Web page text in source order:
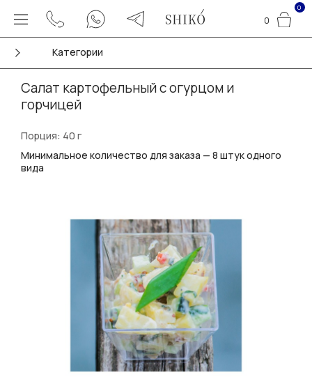
0
0
Категории
Салат картофельный с огурцом и
горчицей
Порция: 40 г
Минимальное количество для заказа — 8 штук одного
вида